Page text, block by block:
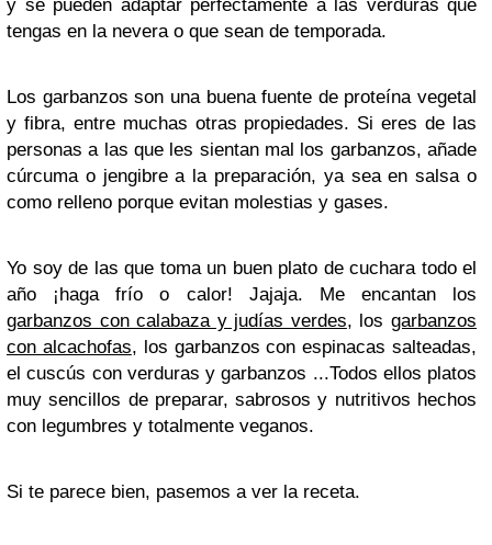
y se pueden adaptar perfectamente a las verduras que
tengas en la nevera o que sean de temporada.
Los garbanzos son una buena fuente de proteína vegetal
y fibra, entre muchas otras propiedades. Si eres de las
personas a las que les sientan mal los garbanzos, añade
cúrcuma o jengibre a la preparación, ya sea en salsa o
como relleno porque evitan molestias y gases.
Yo soy de las que toma un buen plato de cuchara todo el
año ¡haga frío o calor! Jajaja. Me encantan los
garbanzos con calabaza y judías verdes, losgarbanzos
con alcachofas, los garbanzos con espinacas salteadas,
el cuscús con verduras y garbanzos ...Todos ellos platos
muy sencillos de preparar, sabrosos y nutritivos hechos
con legumbres y totalmente veganos.
Si te parece bien, pasemos a ver la receta.